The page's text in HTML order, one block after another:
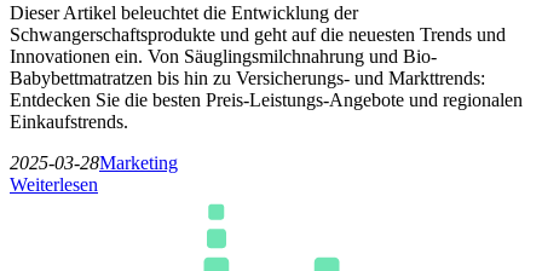
Dieser Artikel beleuchtet die Entwicklung der
Schwangerschaftsprodukte und geht auf die neuesten Trends und
Innovationen ein. Von Säuglingsmilchnahrung und Bio-
Babybettmatratzen bis hin zu Versicherungs- und Markttrends:
Entdecken Sie die besten Preis-Leistungs-Angebote und regionalen
Einkaufstrends.
2025-03-28Marketing
Weiterlesen